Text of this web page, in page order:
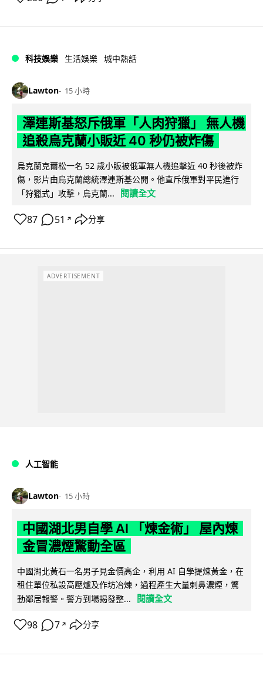
科技娛樂 生活娛樂 城中熱話
Lawton 15 小時
澤連斯基怒斥俄軍「人肉狩獵」 無人機
追殺烏克蘭小販近 40 秒仍被炸傷
烏克蘭克爾松一名 52 歲小販被俄軍無人機追擊近 40 秒後被炸
傷，影片由烏克蘭總統澤連斯基公開。他直斥俄軍對平民進行
「狩獵式」攻擊，烏克蘭...
閱讀全文
87 51 ↗ 分享
ADVERTISEMENT
人工智能
Lawton 15 小時
中國湖北男自學 AI 「煉金術」 屋內煉
金冒濃煙驚動全區
中國湖北黃石一名男子見金價高企，利用 AI 自學提煉黃金，在
租住單位私設高壓爐及作坊冶煉，過程產生大量刺鼻濃煙，驚
動鄰居報警。警方到場揭發整...
閱讀全文
98 7 ↗ 分享